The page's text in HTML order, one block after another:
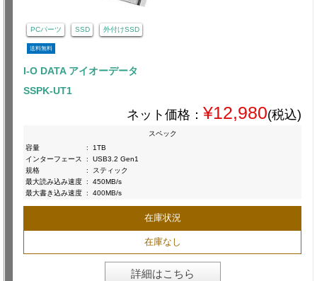
PCパーツ SSD 外付けSSD
送料無料
I-O DATA アイオーデータ
SSPK-UT1
ネット価格： ¥12,980(税込)
スペック
容量
:
1TB
インターフェース
:
USB3.2 Gen1
規格
:
スティック
最大読み込み速度 :
450MB/s
最大書き込み速度 : 400MB/s
在庫状況
在庫なし
詳細はこちら